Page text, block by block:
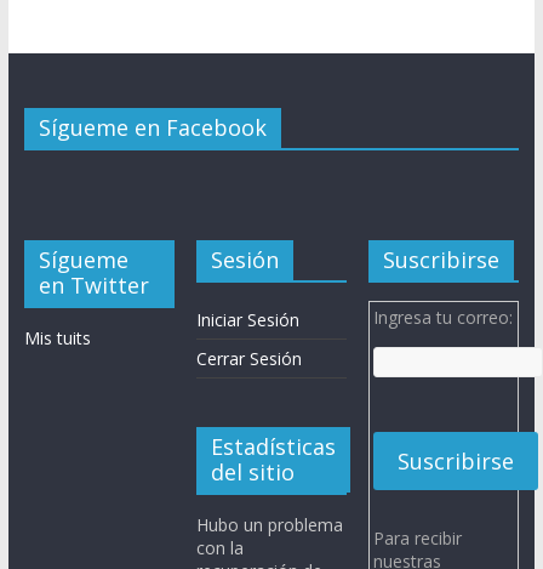
Sígueme en Facebook
Sígueme
en Twitter
Mis tuits
Sesión
Iniciar Sesión
Cerrar Sesión
Estadísticas
del sitio
Hubo un problema
con la
Suscribirse
Ingresa tu correo:
Para recibir
nuestras